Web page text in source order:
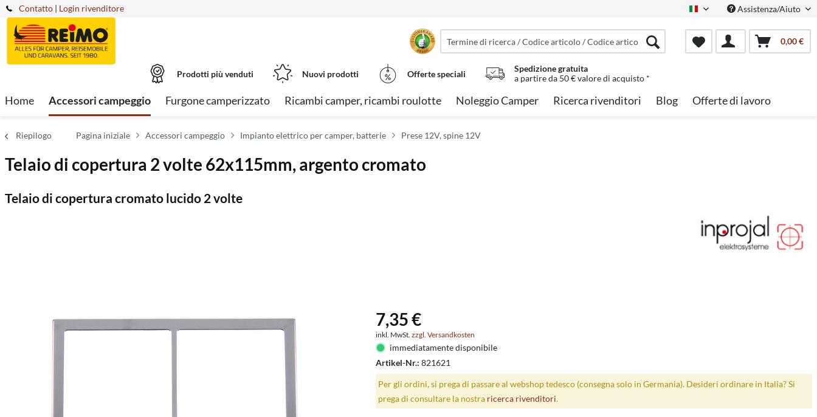
Contatto Italian Assistenza/Aiuto
| Login rivenditore
0,00 €
Prodotti più venduti Nuovi prodotti Offerte speciali
Spedizione gratuita
a partire da 50 € valore di acquisto *
Home Accessori campeggio Furgone camperizzato Ricambi camper, ricambi roulotte Noleggio Camper Ricerca rivenditori Blog Offerte di lavoro
Riepilogo Pagina iniziale Accessori campeggio Impianto elettrico per camper, batterie Prese 12V, spine 12V
Telaio di copertura 2 volte 62x115mm, argento cromato
Telaio di copertura cromato lucido 2 volte
7,35 €
inkl. MwSt. zzgl. Versandkosten
immediatamente disponibile
Artikel-Nr.: 821621
Per gli ordini, si prega di passare al webshop tedesco (consegna solo in Germania). Desideri ordinare in Italia? Si
prega di consultare la nostra ricerca rivenditori.